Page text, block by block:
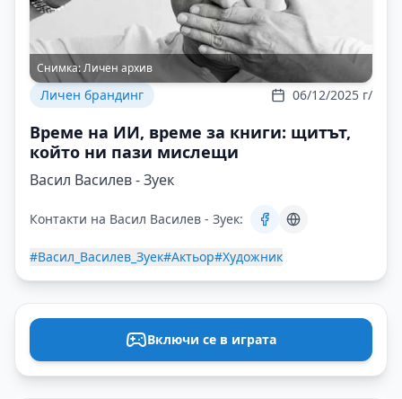
Снимка:Личен архив
Личен брандинг 06/12/2025 г/
Време на ИИ, време за книги: щитът,
който ни пази мислещи
Васил Василев - Зуек
Контакти на Васил Василев - Зуек:
#Васил_Василев_Зуек#Актьор#Художник
Включи се в играта